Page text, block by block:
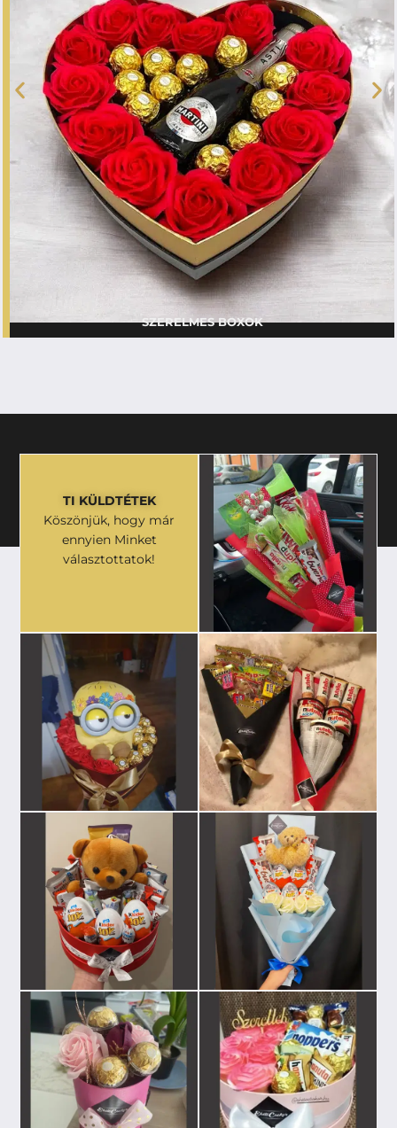
SZERELMES BOXOK
TI KÜLDTÉTEK
Köszönjük, hogy már
ennyien Minket
választottatok!